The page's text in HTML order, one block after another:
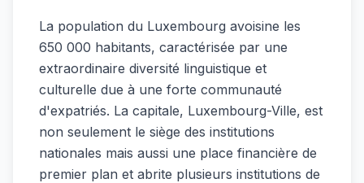
La population du Luxembourg avoisine les
650 000 habitants, caractérisée par une
extraordinaire diversité linguistique et
culturelle due à une forte communauté
d'expatriés. La capitale, Luxembourg-Ville, est
non seulement le siège des institutions
nationales mais aussi une place financière de
premier plan et abrite plusieurs institutions de